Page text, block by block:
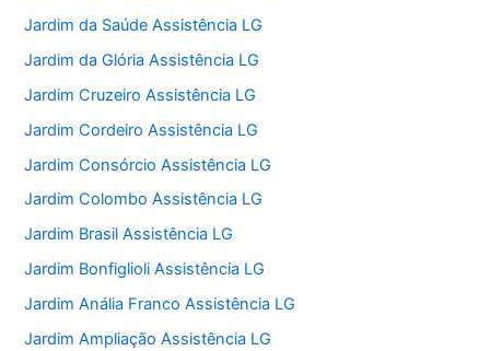
Jardim da Saúde Assistência LG
Jardim da Glória Assistência LG
Jardim Cruzeiro Assistência LG
Jardim Cordeiro Assistência LG
Jardim Consórcio Assistência LG
Jardim Colombo Assistência LG
Jardim Brasil Assistência LG
Jardim Bonfiglioli Assistência LG
Jardim Anália Franco Assistência LG
Jardim Ampliação Assistência LG